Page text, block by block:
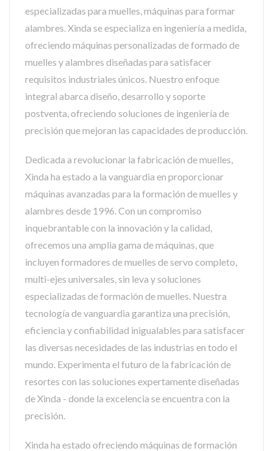
especializadas para muelles, máquinas para formar
alambres. Xinda se especializa en ingeniería a medida,
ofreciendo máquinas personalizadas de formado de
muelles y alambres diseñadas para satisfacer
requisitos industriales únicos. Nuestro enfoque
integral abarca diseño, desarrollo y soporte
postventa, ofreciendo soluciones de ingeniería de
precisión que mejoran las capacidades de producción.
Dedicada a revolucionar la fabricación de muelles,
Xinda ha estado a la vanguardia en proporcionar
máquinas avanzadas para la formación de muelles y
alambres desde 1996. Con un compromiso
inquebrantable con la innovación y la calidad,
ofrecemos una amplia gama de máquinas, que
incluyen formadores de muelles de servo completo,
multi-ejes universales, sin leva y soluciones
especializadas de formación de muelles. Nuestra
tecnología de vanguardia garantiza una precisión,
eficiencia y confiabilidad inigualables para satisfacer
las diversas necesidades de las industrias en todo el
mundo. Experimenta el futuro de la fabricación de
resortes con las soluciones expertamente diseñadas
de Xinda - donde la excelencia se encuentra con la
precisión.
Xinda ha estado ofreciendo máquinas de formación